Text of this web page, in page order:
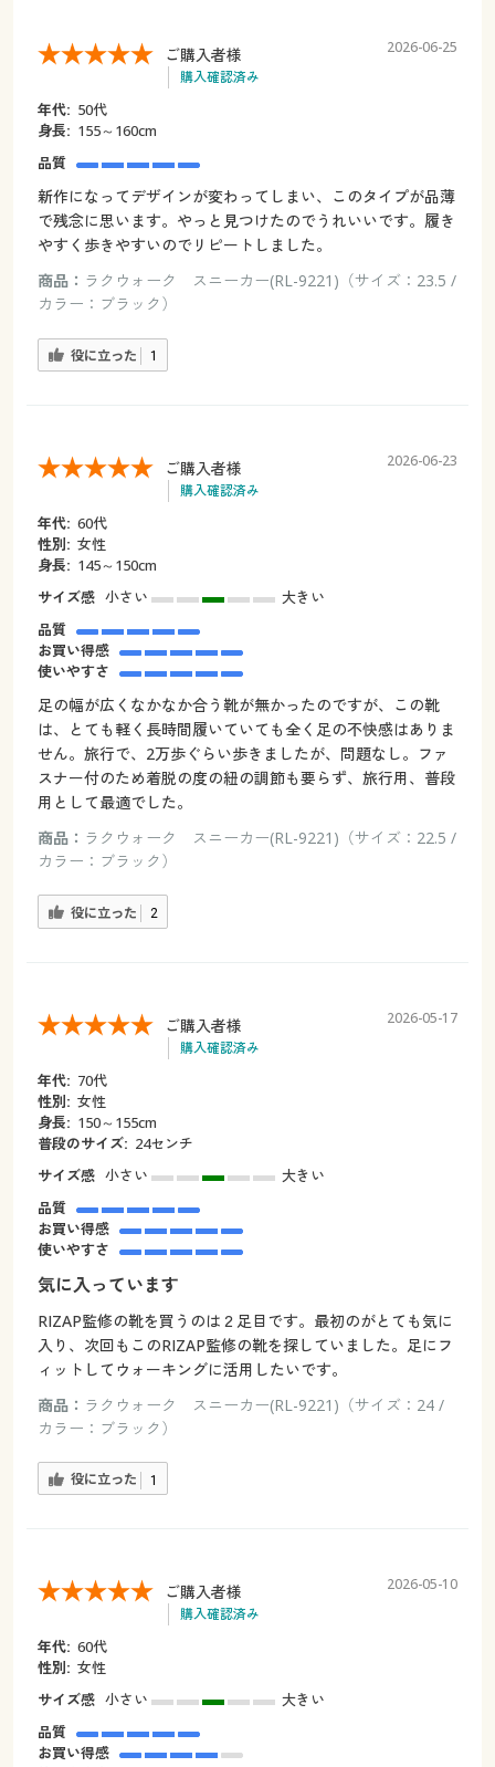
ご購入者様
購入確認済み
2026-06-25
年代: 50代
身長: 155～160cm
品質
新作になってデザインが変わってしまい、このタイプが品薄
で残念に思います。やっと見つけたのでうれいいです。履き
やすく歩きやすいのでリピートしました。
商品： ラクウォーク スニーカー(RL-9221)（サイズ：23.5 /
カラー：ブラック）
役に立った 1
ご購入者様
購入確認済み
2026-06-23
年代: 60代
性別: 女性
身長: 145～150cm
サイズ感 小さい
大きい
品質
お買い得感
使いやすさ
足の幅が広くなかなか合う靴が無かったのですが、この靴
は、とても軽く長時間履いていても全く足の不快感はありま
せん。旅行で、2万歩ぐらい歩きましたが、問題なし。ファ
スナー付のため着脱の度の紐の調節も要らず、旅行用、普段
用として最適でした。
商品： ラクウォーク スニーカー(RL-9221)（サイズ：22.5 /
カラー：ブラック）
役に立った 2
ご購入者様
購入確認済み
2026-05-17
年代: 70代
性別: 女性
身長: 150～155cm
普段のサイズ: 24センチ
サイズ感 小さい
大きい
品質
お買い得感
使いやすさ
気に入っています
RIZAP監修の靴を買うのは２足目です。最初のがとても気に
入り、次回もこのRIZAP監修の靴を探していました。足にフ
ィットしてウォーキングに活用したいです。
商品： ラクウォーク スニーカー(RL-9221)（サイズ：24 /
カラー：ブラック）
役に立った 1
ご購入者様
購入確認済み
2026-05-10
年代: 60代
性別: 女性
サイズ感 小さい
大きい
品質
お買い得感